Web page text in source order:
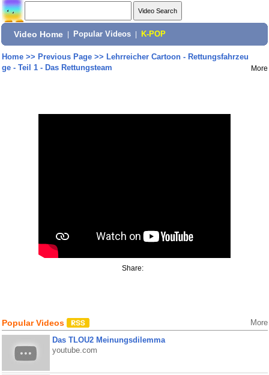
Video Home Popular Videos K-POP
Home>> Previous Page>> Lehrreicher Cartoon - Rettungsfahrzeu
ge - Teil 1 - Das Rettungsteam
More
Share:
Popular Videos More
Das TLOU2 Meinungsdilemma
youtube.com